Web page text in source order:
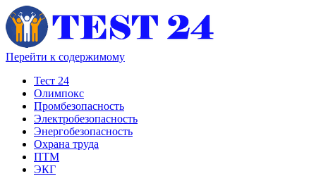
Перейти к содержимому
Тест 24
Олимпокс
Промбезопасность
Электробезопасность
Энергобезопасность
Охрана труда
ПТМ
ЭКГ